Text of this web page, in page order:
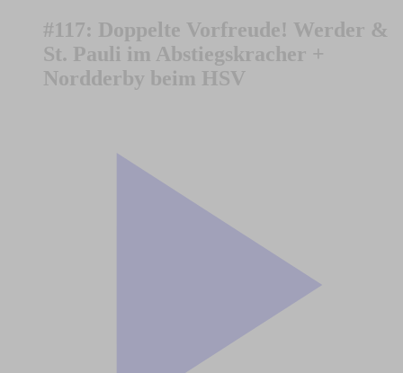
#117: Doppelte Vorfreude! Werder &
St. Pauli im Abstiegskracher +
Nordderby beim HSV